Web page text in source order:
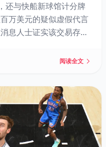
还与快船新球馆计分牌
万美元的疑似虚假代言
息人士证实该交易存
德被交易至猛龙一事暂
阅读全文